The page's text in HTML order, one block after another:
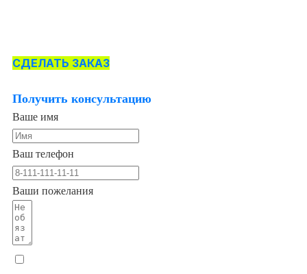
СДЕЛАТЬ ЗАКАЗ
Получить консультацию
Ваше имя
Ваш телефон
Ваши пожелания